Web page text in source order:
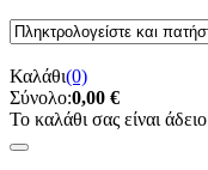
Καλάθι(0)
Σύνολο:0,00 €
Το καλάθι σας είναι άδειο